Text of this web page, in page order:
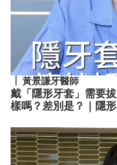
黃景謙牙醫師
戴「隱形牙套」需要
樣嗎？差別是？｜隱